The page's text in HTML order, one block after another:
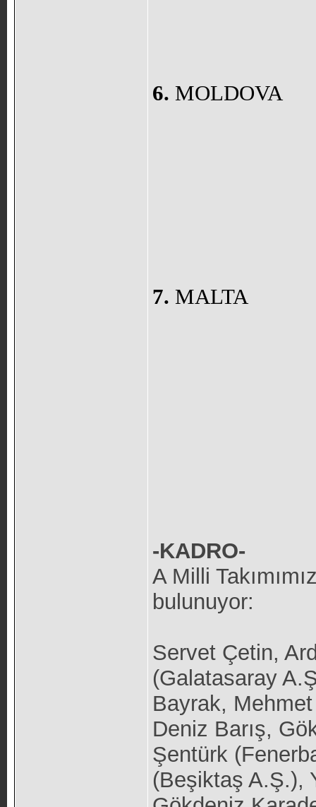
6. MOLDOVA
7. MALTA
-KADRO-
A Milli
bulunuyor:
Servet Çetin,
(Galatasaray
Bayrak,
Deniz Barış,
Şentürk
(Beşiktaş A.Ş.),